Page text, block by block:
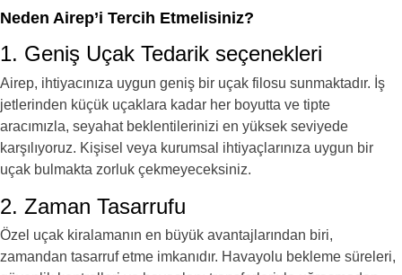
Neden Airep’i Tercih Etmelisiniz?
1. Geniş Uçak Tedarik seçenekleri
Airep, ihtiyacınıza uygun geniş bir uçak filosu sunmaktadır. İş
jetlerinden küçük uçaklara kadar her boyutta ve tipte
aracımızla, seyahat beklentilerinizi en yüksek seviyede
karşılıyoruz. Kişisel veya kurumsal ihtiyaçlarınıza uygun bir
uçak bulmakta zorluk çekmeyeceksiniz.
2. Zaman Tasarrufu
Özel uçak kiralamanın en büyük avantajlarından biri,
zamandan tasarruf etme imkanıdır. Havayolu bekleme süreleri,